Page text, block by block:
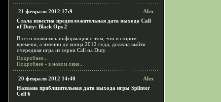
21 февраля 2012 17:9
Alex
Стала известна предположительная дата выхода Call
of Duty: Black Ops 2
В сети появилась информация о том, что в скором
времени, а именно до конца 2012 года, должна выйти
очередная игра из серии Call oа Duty.
Подробнее...
Подробнее - в новом окне...
20 февраля 2012 14:40
Alex
Названа приблизительная дата выхода игры Splinter
Cell 6